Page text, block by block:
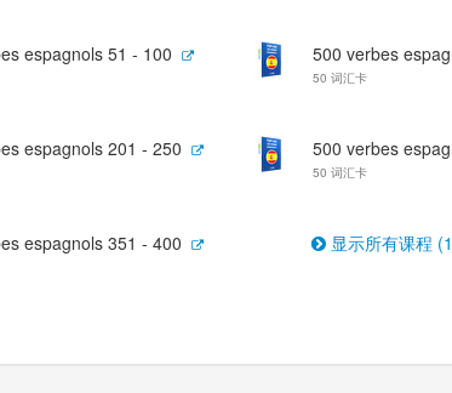
espagnols 51 - 100 500 verbes
50 词汇卡
espagnols 201 - 250 500 verbes
50 词汇卡
espagnols 351 - 400 显示所有课程